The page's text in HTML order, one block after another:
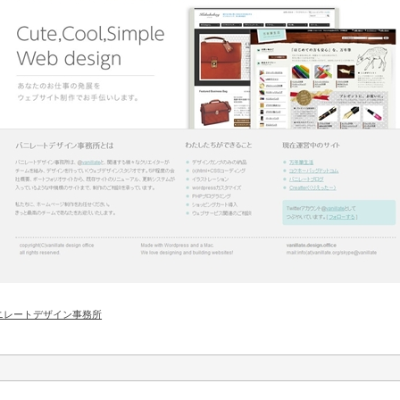
レートデザイン事務所